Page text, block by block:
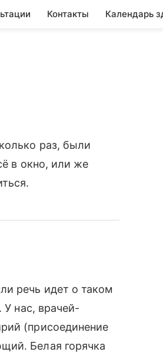
Контакты Календарь
раз, были
в окно, или же
речь идет о таком
У нас, врачей-
(присоединение
Белая горячка